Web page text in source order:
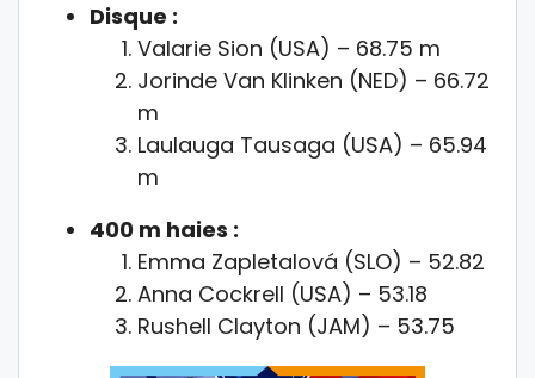
Disque :
Valarie Sion (USA) – 68.75 m
Jorinde Van Klinken (NED) – 66.72
m
Laulauga Tausaga (USA) – 65.94
m
400 m haies :
Emma Zapletalová (SLO) – 52.82
Anna Cockrell (USA) – 53.18
Rushell Clayton (JAM) – 53.75